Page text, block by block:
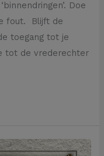
Doe
fout. Blijft de
toegang tot je
tot de vrederechter